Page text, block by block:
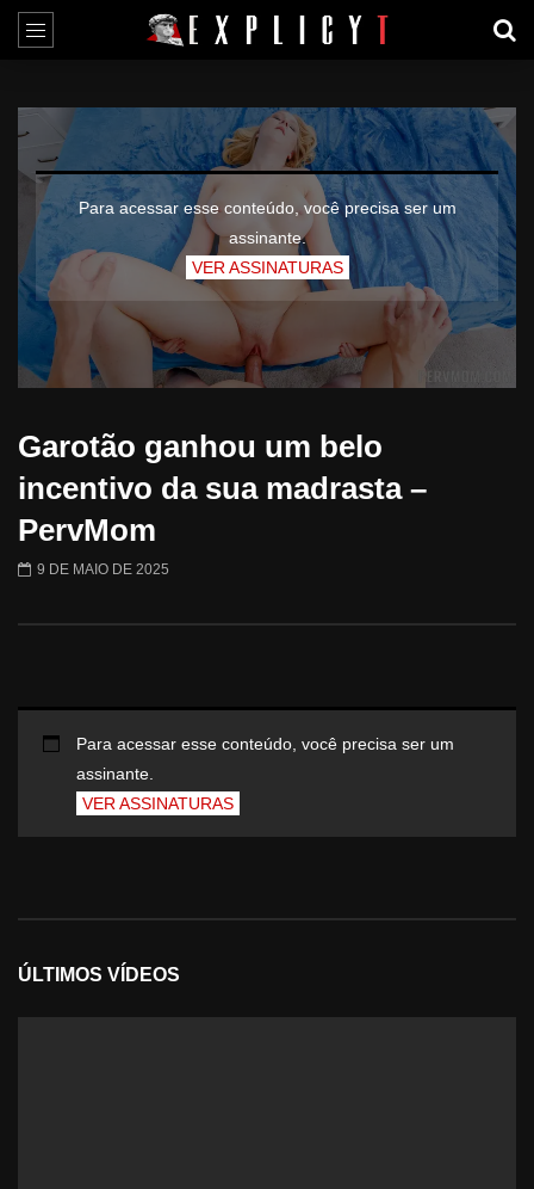
Para acessar esse conteúdo, você precisa ser um
assinante.
VER ASSINATURAS
Garotão ganhou um belo
incentivo da sua madrasta –
PervMom
9 DE MAIO DE 2025
Para acessar esse conteúdo, você precisa ser um
assinante.
VER ASSINATURAS
ÚLTIMOS VÍDEOS